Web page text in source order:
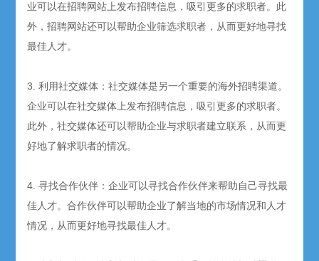
业可以在招聘网站上发布招聘信息，吸引更多的求职者。此
外，招聘网站还可以帮助企业筛选求职者，从而更好地寻找
最佳人才。
3. 利用社交媒体：社交媒体是另一个重要的海外招聘渠道。
企业可以在社交媒体上发布招聘信息，吸引更多的求职者。
此外，社交媒体还可以帮助企业与求职者建立联系，从而更
好地了解求职者的情况。
4. 寻找合作伙伴：企业可以寻找合作伙伴来帮助自己寻找最
佳人才。合作伙伴可以帮助企业了解当地的市场情况和人才
情况，从而更好地寻找最佳人才。